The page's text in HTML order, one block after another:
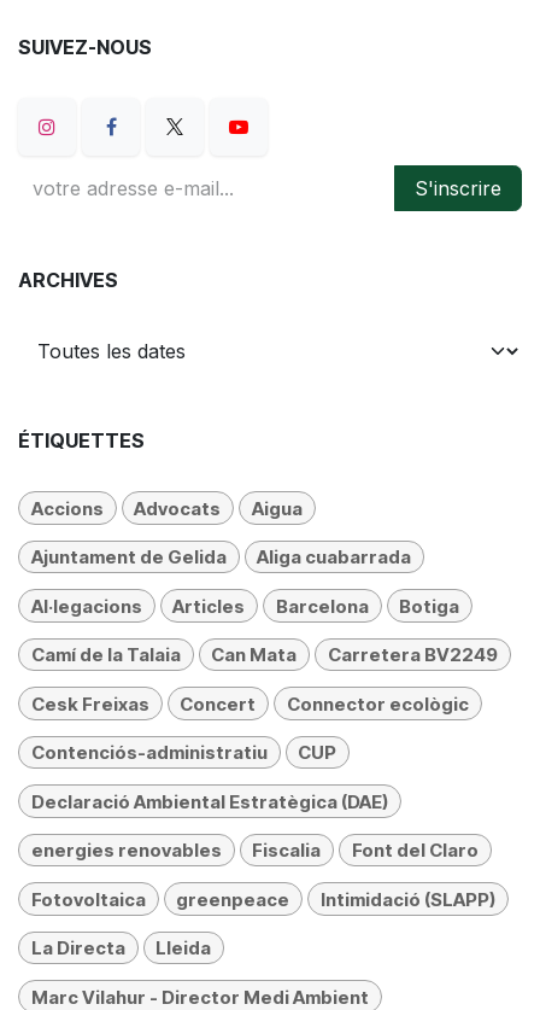
SUIVEZ-NOUS
S'inscrire
ARCHIVES
ÉTIQUETTES
Accions Advocats Aigua
Ajuntament de Gelida Aliga cuabarrada
Al·legacions Articles Barcelona Botiga
Camí de la Talaia Can Mata Carretera BV2249
Cesk Freixas Concert Connector ecològic
Contenciós-administratiu CUP
Declaració Ambiental Estratègica (DAE)
energies renovables Fiscalia Font del Claro
Fotovoltaica greenpeace Intimidació (SLAPP)
La Directa Lleida
Marc Vilahur - Director Medi Ambient